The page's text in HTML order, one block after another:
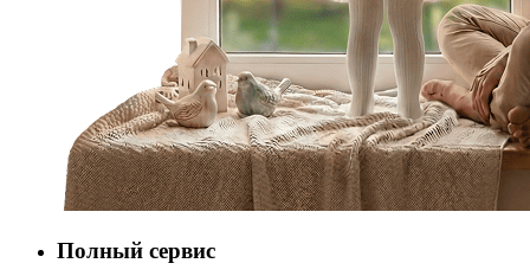
Полный сервис